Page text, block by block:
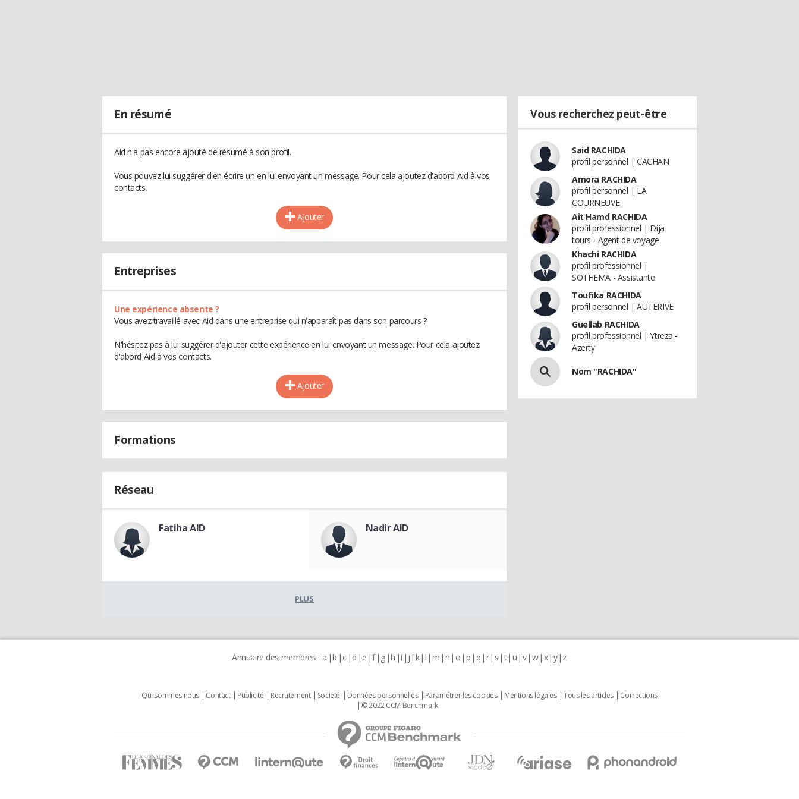
En résumé
Aid n'a pas encore ajouté de résumé à son profil.
Vous pouvez lui suggérer d'en écrire un en lui envoyant un message. Pour cela ajoutez d'abord Aid à vos
contacts.
Ajouter
Entreprises
Une expérience absente ?
Vous avez travaillé avec Aid dans une entreprise qui n'apparaît pas dans son parcours ?
N'hésitez pas à lui suggérer d'ajouter cette expérience en lui envoyant un message. Pour cela ajoutez
d'abord Aid à vos contacts.
Ajouter
Formations
Réseau
Fatiha AID Nadir AID
PLUS
Vous recherchez peut-être
Said RACHIDA
profil personnel | CACHAN
Amora RACHIDA
profil personnel | LA
COURNEUVE
Ait Hamd RACHIDA
profil professionnel | Dija
tours - Agent de voyage
Khachi RACHIDA
profil professionnel |
SOTHEMA - Assistante
Toufika RACHIDA
profil personnel | AUTERIVE
Guellab RACHIDA
profil professionnel | Ytreza -
Azerty
Nom "RACHIDA"
Annuaire des membres : a b c d e f g h i j k l m n o p q r s t u v w x y z
Qui sommes nous Contact Publicité Recrutement Societé Données personnelles Paramétrer les cookies Mentions légales Tous les articles
Corrections
© 2022 CCM Benchmark